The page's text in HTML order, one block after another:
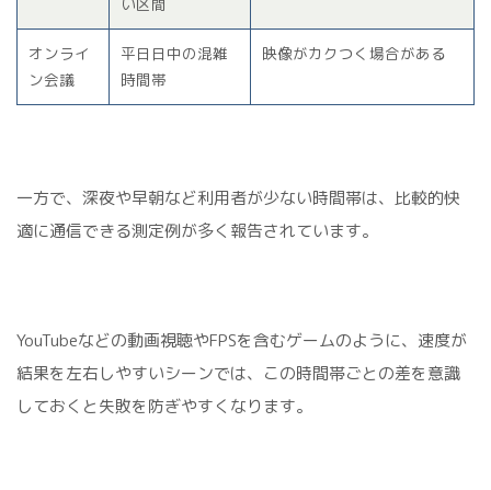
オンライ
ン会議
平日日中の混雑
時間帯
映像がカクつく場合がある
一方で、深夜や早朝など利用者が少ない時間帯は、比較的快
適に通信できる測定例が多く報告されています。
YouTubeなどの動画視聴やFPSを含むゲームのように、速度が
結果を左右しやすいシーンでは、この時間帯ごとの差を意識
しておくと失敗を防ぎやすくなります。